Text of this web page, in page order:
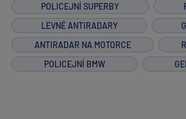
POLICEJNÍ SUPERBY
LEVNÉ ANTIRADARY
ANTIRADAR NA MOTORCE
POLICEJNÍ BMW